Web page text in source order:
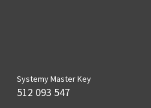
Systemy Master Key
512 093 547